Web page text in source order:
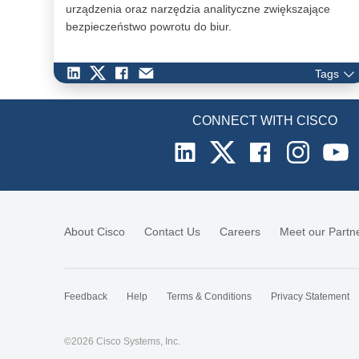
urządzenia oraz narzędzia analityczne zwiększające
bezpieczeństwo powrotu do biur.
Tags
CONNECT WITH CISCO